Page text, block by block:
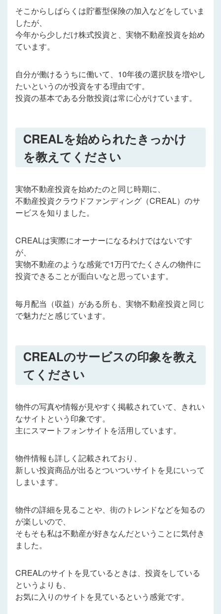
そこからしばらくは貯蓄型保険の加入などをしていま
したが、
今年から少しだけ株式投資と、実物不動産投資を始め
ています。
自分が働けるうちに働いて、10年後の選択肢を増やし
たいというのが投資をする理由です。
投資の基本である分散投資は常に心がけています。
CREALを始められたきっかけ
を教えてください
実物不動産投資を始めたのと同じ時期に、
不動産投資クラウドファンディング（CREAL）のサ
ービスを知りました。
CREALは実際にオーナーになるわけではないです
が、
実物不動産のような感覚で1万円でたくさんの物件に
投資できることが面白いなと思っています。
毎月配当（収益）がある所も、実物不動産投資と同じ
で魅力だと感じています。
CREALのサービスの印象を教え
てください
物件の写真や情報が見やすく掲載されていて、きれい
なサイトという印象です。
主にスマートフォンサイトを活用しています。
物件情報も詳しく記載されており、
新しい投資商品が出るとついついサイトを見にいって
しまいます。
物件の詳細を見ることや、街のトレンドなどを知るの
が楽しいので、
そもそも私は不動産が好きなんだということに気付き
ました。
CREALのサイトを見ているときは、投資をしている
というよりも、
お気に入りのサイトを見ているという感覚です。